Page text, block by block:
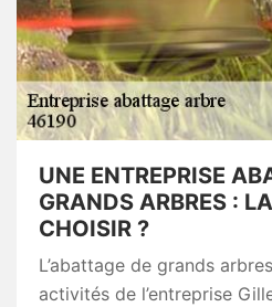
UNE ENTREPRISE
GRANDS ARBRES :
CHOISIR ?
L’abattage de grands
activités de l’entreprise